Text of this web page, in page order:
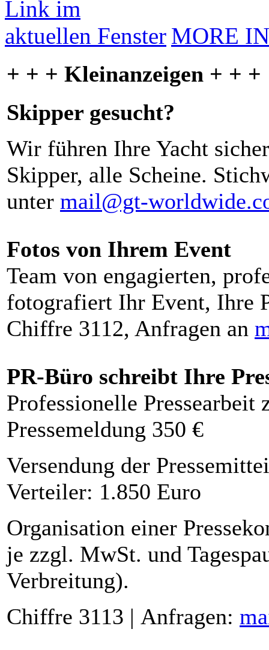
MORE
+ + + Kleinanzeigen + + +
Skipper gesucht?
Wir führen Ihre Yacht
Skipper, alle Scheine.
unter mail@gt-
Fotos von Ihrem Event
Team von engagierten,
fotografiert Ihr Event, Ihre
Chiffre 3112, Anfragen an
PR-Büro schreibt Ihre
Professionelle Pressearbeit
Pressemeldung 350 €
Versendung der
Verteiler: 1.850 Euro
Organisation einer
je zzgl. MwSt. und
Verbreitung).
Chiffre 3113 | Anfragen: